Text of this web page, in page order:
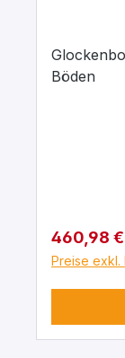
Böden
460,98 €
Preise exkl.